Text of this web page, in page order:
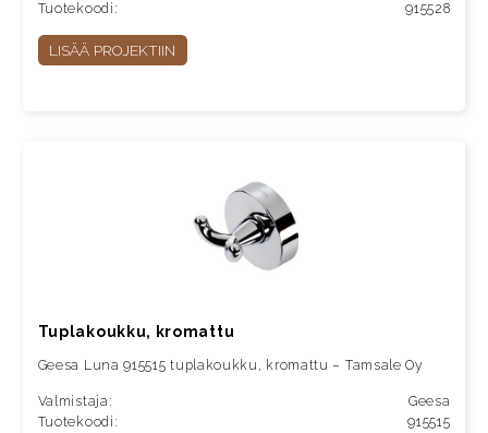
Tuotekoodi:
915528
LISÄÄ PROJEKTIIN
Tuplakoukku, kromattu
Geesa Luna 915515 tuplakoukku, kromattu – Tamsale Oy
Valmistaja:
Geesa
Tuotekoodi:
915515